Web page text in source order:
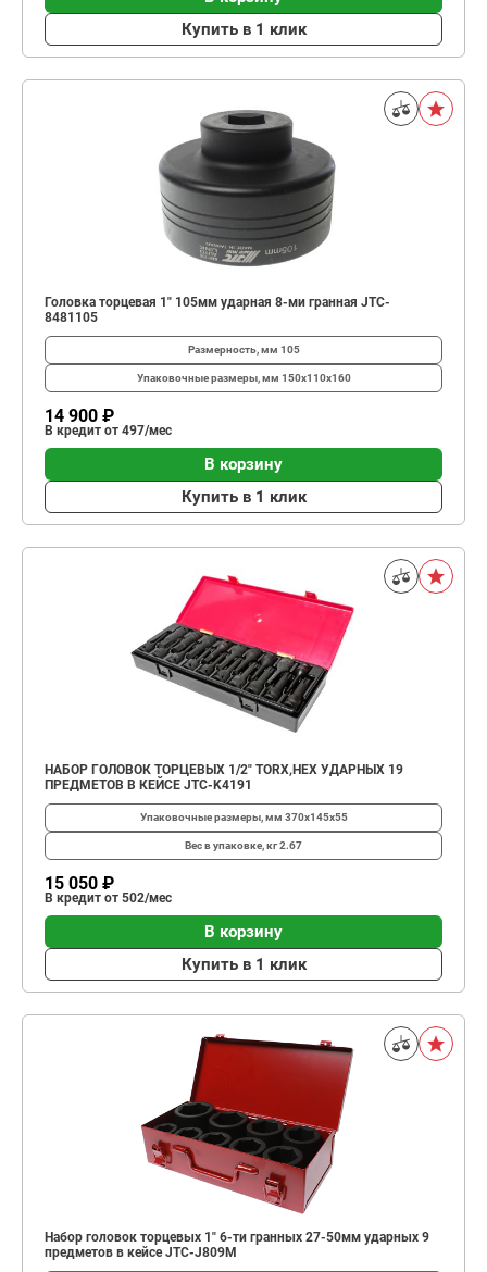
Купить в 1 клик
Головка торцевая 1" 105мм ударная 8-ми гранная JTC-
8481105
Размерность, мм 105
Упаковочные размеры, мм 150х110х160
14 900 ₽
В кредит от 497/мес
В корзину
Купить в 1 клик
НАБОР ГОЛОВОК ТОРЦЕВЫХ 1/2" TORX,HEX УДАРНЫХ 19
ПРЕДМЕТОВ В КЕЙСЕ JTC-K4191
Упаковочные размеры, мм 370х145х55
Вес в упаковке, кг2.67
15 050 ₽
В кредит от 502/мес
В корзину
Купить в 1 клик
Набор головок торцевых 1" 6-ти гранных 27-50мм ударных 9
предметов в кейсе JTC-J809M